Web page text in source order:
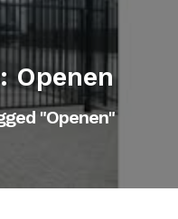
Openen
"openen"